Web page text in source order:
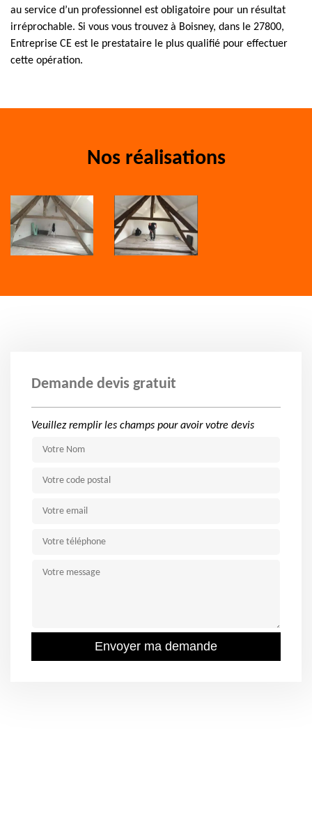
au service d’un professionnel est obligatoire pour un résultat
irréprochable. Si vous vous trouvez à Boisney, dans le 27800,
Entreprise CE est le prestataire le plus qualifié pour effectuer
cette opération.
Nos réalisations
Demande devis gratuit
Veuillez remplir les champs pour avoir votre devis